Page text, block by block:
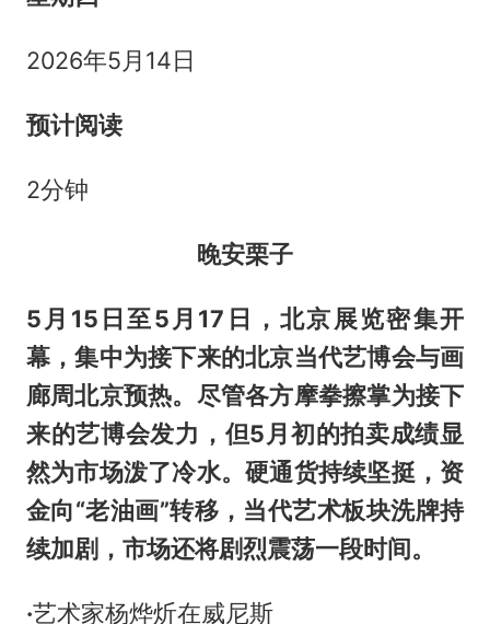
2026年5月14日
预计阅读
2分钟
晚安栗子
5月15日至5月17日，北京展览密集开
幕，集中为接下来的北京当代艺博会与画
廊周北京预热。尽管各方摩拳擦掌为接下
来的艺博会发力，但5月初的拍卖成绩显
然为市场泼了冷水。硬通货持续坚挺，资
金向“老油画”转移，当代艺术板块洗牌持
续加剧，市场还将剧烈震荡一段时间。
·艺术家杨烨炘在威尼斯